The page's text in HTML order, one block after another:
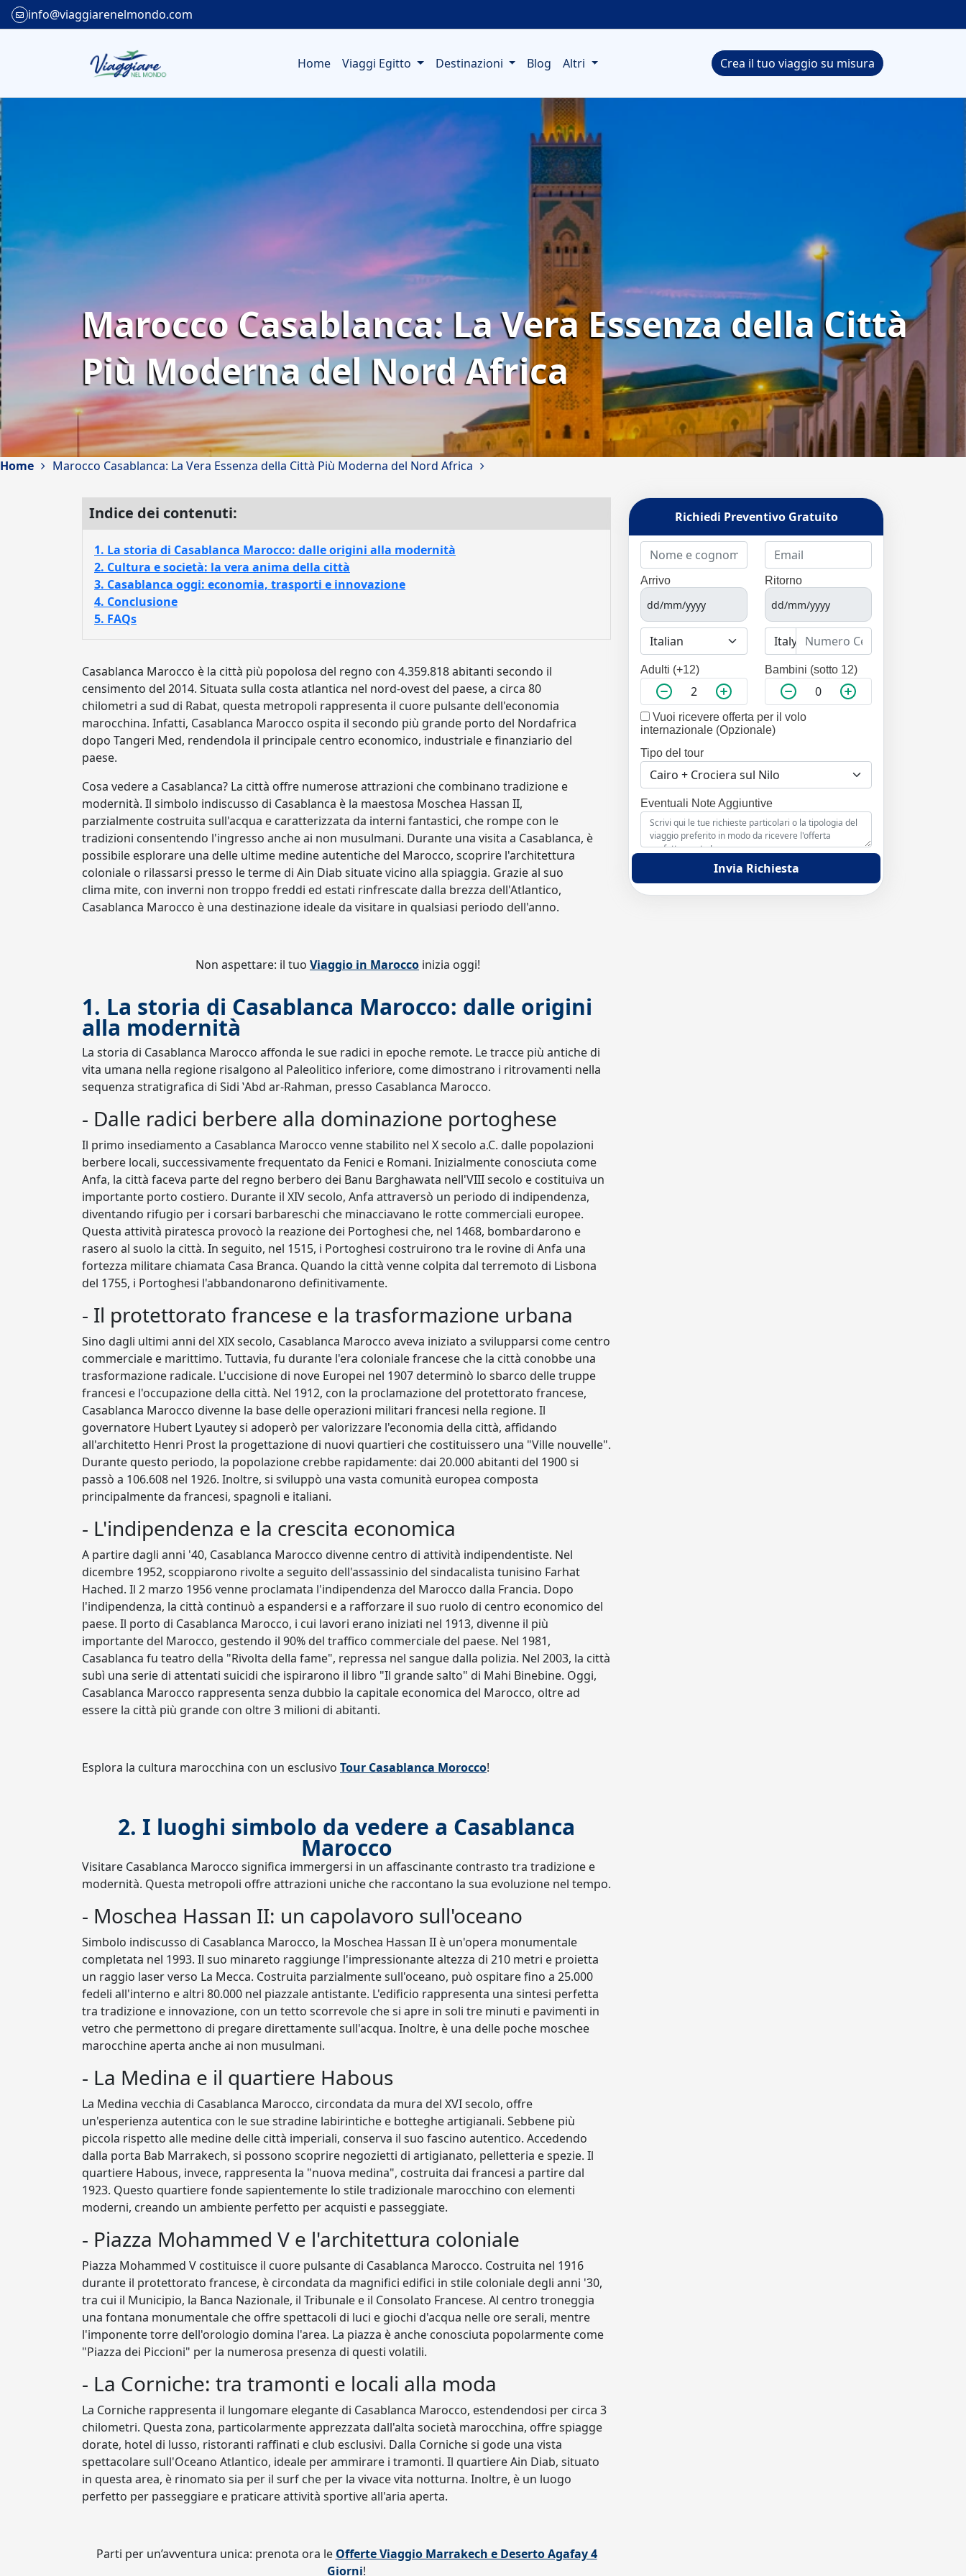
info@viaggiarenelmondo.com
Crea il tuo viaggio su misura
Home Viaggi Egitto Destinazioni Blog Altri
Marocco Casablanca: La Vera Essenza della Città
Più Moderna del Nord Africa
Home Marocco Casablanca: La Vera Essenza della Città Più Moderna del Nord Africa
Indice dei contenuti:
1. La storia di Casablanca Marocco: dalle origini alla modernità
2. Cultura e società: la vera anima della città
3. Casablanca oggi: economia, trasporti e innovazione
4. Conclusione
5. FAQs
Casablanca Marocco è la città più popolosa del regno con 4.359.818 abitanti secondo il
censimento del 2014. Situata sulla costa atlantica nel nord-ovest del paese, a circa 80
chilometri a sud di Rabat, questa metropoli rappresenta il cuore pulsante dell'economia
marocchina. Infatti, Casablanca Marocco ospita il secondo più grande porto del Nordafrica
dopo Tangeri Med, rendendola il principale centro economico, industriale e finanziario del
paese.
Cosa vedere a Casablanca? La città offre numerose attrazioni che combinano tradizione e
modernità. Il simbolo indiscusso di Casablanca è la maestosa Moschea Hassan II,
parzialmente costruita sull'acqua e caratterizzata da interni fantastici, che rompe con le
tradizioni consentendo l'ingresso anche ai non musulmani. Durante una visita a Casablanca, è
possibile esplorare una delle ultime medine autentiche del Marocco, scoprire l'architettura
coloniale o rilassarsi presso le terme di Ain Diab situate vicino alla spiaggia. Grazie al suo
clima mite, con inverni non troppo freddi ed estati rinfrescate dalla brezza dell'Atlantico,
Casablanca Marocco è una destinazione ideale da visitare in qualsiasi periodo dell'anno.
Non aspettare: il tuo Viaggio in Marocco inizia oggi!
1. La storia di Casablanca Marocco: dalle origini
alla modernità
La storia di Casablanca Marocco affonda le sue radici in epoche remote. Le tracce più antiche di
vita umana nella regione risalgono al Paleolitico inferiore, come dimostrano i ritrovamenti nella
sequenza stratigrafica di Sidi ‛Abd ar-Rahman, presso Casablanca Marocco.
- Dalle radici berbere alla dominazione portoghese
Il primo insediamento a Casablanca Marocco venne stabilito nel X secolo a.C. dalle popolazioni
berbere locali, successivamente frequentato da Fenici e Romani. Inizialmente conosciuta come
Anfa, la città faceva parte del regno berbero dei Banu Barghawata nell'VIII secolo e costituiva un
importante porto costiero. Durante il XIV secolo, Anfa attraversò un periodo di indipendenza,
diventando rifugio per i corsari barbareschi che minacciavano le rotte commerciali europee.
Questa attività piratesca provocò la reazione dei Portoghesi che, nel 1468, bombardarono e
rasero al suolo la città. In seguito, nel 1515, i Portoghesi costruirono tra le rovine di Anfa una
fortezza militare chiamata Casa Branca. Quando la città venne colpita dal terremoto di Lisbona
del 1755, i Portoghesi l'abbandonarono definitivamente.
- Il protettorato francese e la trasformazione urbana
Sino dagli ultimi anni del XIX secolo, Casablanca Marocco aveva iniziato a svilupparsi come centro
commerciale e marittimo. Tuttavia, fu durante l'era coloniale francese che la città conobbe una
trasformazione radicale. L'uccisione di nove Europei nel 1907 determinò lo sbarco delle truppe
francesi e l'occupazione della città. Nel 1912, con la proclamazione del protettorato francese,
Casablanca Marocco divenne la base delle operazioni militari francesi nella regione. Il
governatore Hubert Lyautey si adoperò per valorizzare l'economia della città, affidando
all'architetto Henri Prost la progettazione di nuovi quartieri che costituissero una "Ville nouvelle".
Durante questo periodo, la popolazione crebbe rapidamente: dai 20.000 abitanti del 1900 si
passò a 106.608 nel 1926. Inoltre, si sviluppò una vasta comunità europea composta
principalmente da francesi, spagnoli e italiani.
- L'indipendenza e la crescita economica
A partire dagli anni '40, Casablanca Marocco divenne centro di attività indipendentiste. Nel
dicembre 1952, scoppiarono rivolte a seguito dell'assassinio del sindacalista tunisino Farhat
Hached. Il 2 marzo 1956 venne proclamata l'indipendenza del Marocco dalla Francia. Dopo
l'indipendenza, la città continuò a espandersi e a rafforzare il suo ruolo di centro economico del
paese. Il porto di Casablanca Marocco, i cui lavori erano iniziati nel 1913, divenne il più
importante del Marocco, gestendo il 90% del traffico commerciale del paese. Nel 1981,
Casablanca fu teatro della "Rivolta della fame", repressa nel sangue dalla polizia. Nel 2003, la città
subì una serie di attentati suicidi che ispirarono il libro "Il grande salto" di Mahi Binebine. Oggi,
Casablanca Marocco rappresenta senza dubbio la capitale economica del Marocco, oltre ad
essere la città più grande con oltre 3 milioni di abitanti.
Esplora la cultura marocchina con un esclusivo Tour Casablanca Morocco!
2. I luoghi simbolo da vedere a Casablanca
Marocco
Visitare Casablanca Marocco significa immergersi in un affascinante contrasto tra tradizione e
modernità. Questa metropoli offre attrazioni uniche che raccontano la sua evoluzione nel tempo.
- Moschea Hassan II: un capolavoro sull'oceano
Simbolo indiscusso di Casablanca Marocco, la Moschea Hassan II è un'opera monumentale
completata nel 1993. Il suo minareto raggiunge l'impressionante altezza di 210 metri e proietta
un raggio laser verso La Mecca. Costruita parzialmente sull'oceano, può ospitare fino a 25.000
fedeli all'interno e altri 80.000 nel piazzale antistante. L'edificio rappresenta una sintesi perfetta
tra tradizione e innovazione, con un tetto scorrevole che si apre in soli tre minuti e pavimenti in
vetro che permettono di pregare direttamente sull'acqua. Inoltre, è una delle poche moschee
marocchine aperta anche ai non musulmani.
- La Medina e il quartiere Habous
La Medina vecchia di Casablanca Marocco, circondata da mura del XVI secolo, offre
un'esperienza autentica con le sue stradine labirintiche e botteghe artigianali. Sebbene più
piccola rispetto alle medine delle città imperiali, conserva il suo fascino autentico. Accedendo
dalla porta Bab Marrakech, si possono scoprire negozietti di artigianato, pelletteria e spezie. Il
quartiere Habous, invece, rappresenta la "nuova medina", costruita dai francesi a partire dal
1923. Questo quartiere fonde sapientemente lo stile tradizionale marocchino con elementi
moderni, creando un ambiente perfetto per acquisti e passeggiate.
- Piazza Mohammed V e l'architettura coloniale
Piazza Mohammed V costituisce il cuore pulsante di Casablanca Marocco. Costruita nel 1916
durante il protettorato francese, è circondata da magnifici edifici in stile coloniale degli anni '30,
tra cui il Municipio, la Banca Nazionale, il Tribunale e il Consolato Francese. Al centro troneggia
una fontana monumentale che offre spettacoli di luci e giochi d'acqua nelle ore serali, mentre
l'imponente torre dell'orologio domina l'area. La piazza è anche conosciuta popolarmente come
"Piazza dei Piccioni" per la numerosa presenza di questi volatili.
- La Corniche: tra tramonti e locali alla moda
La Corniche rappresenta il lungomare elegante di Casablanca Marocco, estendendosi per circa 3
chilometri. Questa zona, particolarmente apprezzata dall'alta società marocchina, offre spiagge
dorate, hotel di lusso, ristoranti raffinati e club esclusivi. Dalla Corniche si gode una vista
spettacolare sull'Oceano Atlantico, ideale per ammirare i tramonti. Il quartiere Ain Diab, situato
in questa area, è rinomato sia per il surf che per la vivace vita notturna. Inoltre, è un luogo
perfetto per passeggiare e praticare attività sportive all'aria aperta.
Parti per un’avventura unica: prenota ora le Offerte Viaggio Marrakech e Deserto Agafay 4
Giorni!
Richiedi Preventivo Gratuito
Arrivo Ritorno
Adulti (+12) Bambini (sotto 12)
Vuoi ricevere offerta per il volo
internazionale (Opzionale)
Tipo del tour
Eventuali Note Aggiuntive
Invia Richiesta